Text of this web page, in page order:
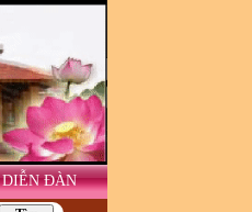
DIỄN ĐÀN